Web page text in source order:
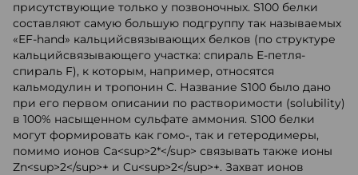
присутствующие только у позвоночных. S100 белки
составляют самую большую подгруппу так называемых
«EF-hand» кальцийсвязывающих белков (по структуре
кальцийсвязывающего участка: спираль Е-петля-
спираль F), к которым, например, относятся
кальмодулин и тропонин С. Название S100 было дано
при его первом описании по растворимости (solubility)
в 100% насыщенном сульфате аммония. S100 белки
могут формировать как гомо-, так и гетеродимеры,
помимо ионов Са<sup>2*</sup> связывать также ионы
Zn<sup>2</sup>+ и Cu<sup>2</sup>+. Захват ионов